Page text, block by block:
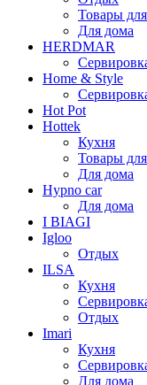
Товары
Для дома
HERDMAR
Home & Style
Hot Pot
Hottek
Кухня
Товары
Для дома
Hypno car
Для дома
I BIAGI
Igloo
Отдых
ILSA
Кухня
Отдых
Imari
Кухня
Для дома